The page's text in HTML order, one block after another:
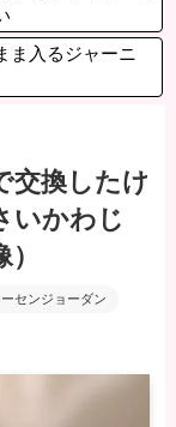
ま入るジャーニ
交換したけ
いかわじ
ーセンジョーダン